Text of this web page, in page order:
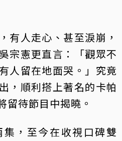
有人走心、甚至淚崩，
宗憲更直言：「觀眾不
人留在地面哭。」究竟
，順利搭上著名的卡帕
留待節目中揭曉。
，至今在收視口碑雙